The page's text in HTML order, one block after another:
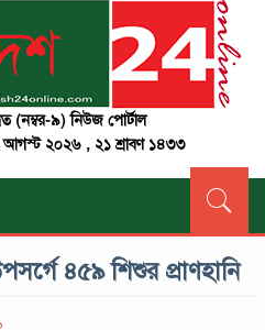
(নম্বর-৯) নিউজ পোর্টাল
আগস্ট ২০২৬ , ২১ শ্রাবণ ১৪৩৩
৪৫৯ শিশুর প্রাণহানি